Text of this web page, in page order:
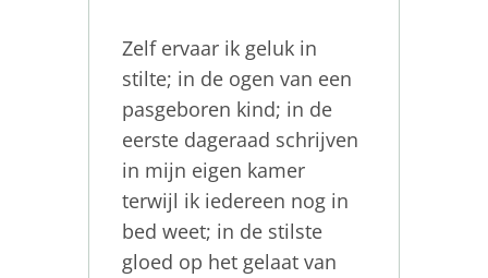
Zelf ervaar ik geluk in
stilte; in de ogen van een
pasgeboren kind; in de
eerste dageraad schrijven
in mijn eigen kamer
terwijl ik iedereen nog in
bed weet; in de stilste
gloed op het gelaat van